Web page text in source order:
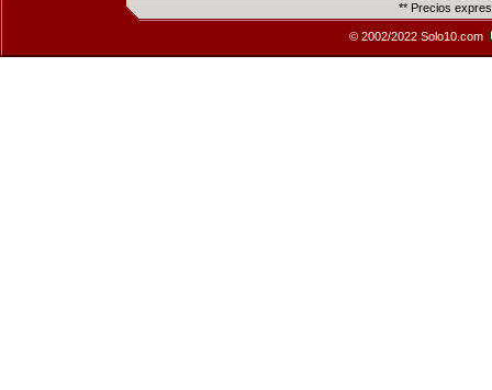
** Precios
© 2002/2022 Solo10.com